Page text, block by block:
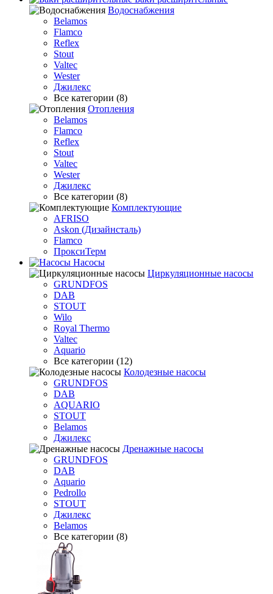
Водоснабжения
Belamos
Flamco
Reflex
Stout
Valtec
Wester
Джилекс
Все категории (8)
Отопления
Belamos
Flamco
Reflex
Stout
Valtec
Wester
Джилекс
Все категории (8)
Комплектующие
AFRISO
Askon (Дизайнсталь)
Flamco
ПроксиТерм
Насосы
Циркуляционные насосы
GRUNDFOS
DAB
STOUT
Wilo
Royal Thermo
Valtec
Aquario
Все категории (12)
Колодезные насосы
GRUNDFOS
DAB
AQUARIO
STOUT
Belamos
Джилекс
Дренажные насосы
GRUNDFOS
DAB
Aquario
Pedrollo
STOUT
Джилекс
Belamos
Все категории (8)